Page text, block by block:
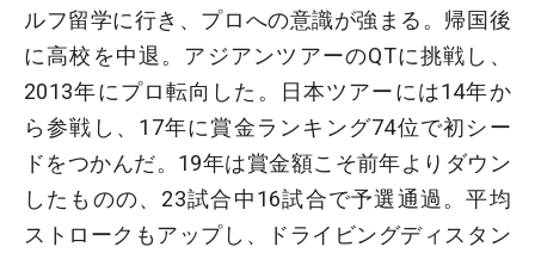
ルフ留学に行き、プロへの意識が強まる。帰国後
に高校を中退。アジアンツアーのQTに挑戦し、
2013年にプロ転向した。日本ツアーには14年か
ら参戦し、17年に賞金ランキング74位で初シー
ドをつかんだ。19年は賞金額こそ前年よりダウン
したものの、23試合中16試合で予選通過。平均
ストロークもアップし、ドライビングディスタン